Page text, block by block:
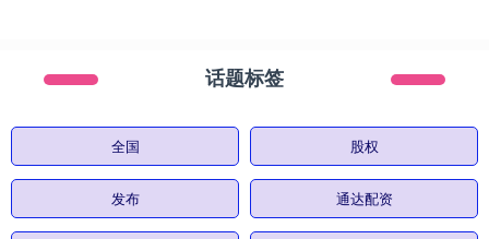
话题标签
全国 股权
发布 通达配资